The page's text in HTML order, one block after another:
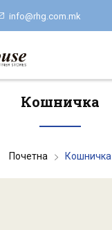
info@rhg.com.mk
Кошничка
Почетна Кошничка